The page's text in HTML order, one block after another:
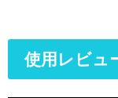
使用レビュ